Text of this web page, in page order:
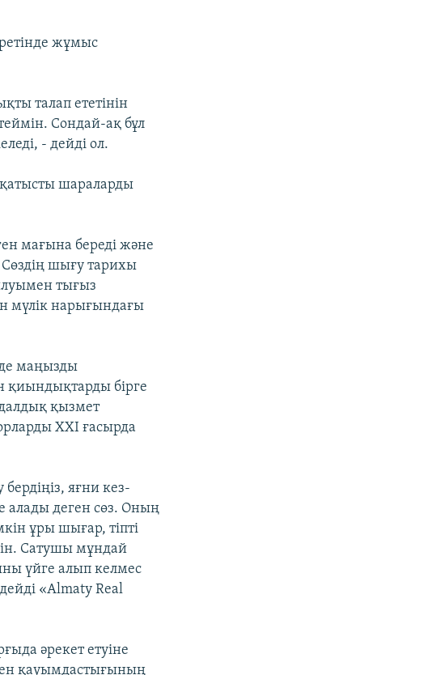
жұмыс
талап ететінін
Сондай-ақ бұл
- дейді ол.
шараларды
мағына бередi және
шығу тарихы
тығыз
мүлiк нарығындағы
маңызды
қиындықтарды бiрге
қызмет
ХХI ғасырда
яғни кез-
алады деген сөз. Оның
ұры шығар, тіпті
Сатушы мұндай
үйге алып келмес
«Almaty Real
әрекет етуiне
қауымдастығының